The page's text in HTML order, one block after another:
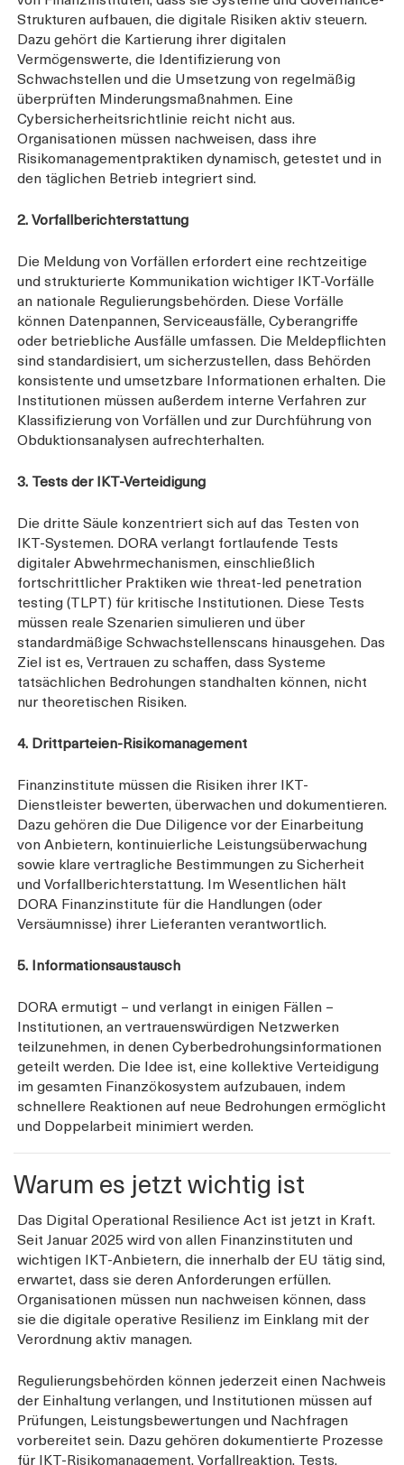
Strukturen aufbauen, die digitale Risiken aktiv steuern.
Dazu gehört die Kartierung ihrer digitalen
Vermögenswerte, die Identifizierung von
Schwachstellen und die Umsetzung von regelmäßig
überprüften Minderungsmaßnahmen. Eine
Cybersicherheitsrichtlinie reicht nicht aus.
Organisationen müssen nachweisen, dass ihre
Risikomanagementpraktiken dynamisch, getestet und in
den täglichen Betrieb integriert sind.
2. Vorfallberichterstattung
Die Meldung von Vorfällen erfordert eine rechtzeitige
und strukturierte Kommunikation wichtiger IKT-Vorfälle
an nationale Regulierungsbehörden. Diese Vorfälle
können Datenpannen, Serviceausfälle, Cyberangriffe
oder betriebliche Ausfälle umfassen. Die Meldepflichten
sind standardisiert, um sicherzustellen, dass Behörden
konsistente und umsetzbare Informationen erhalten. Die
Institutionen müssen außerdem interne Verfahren zur
Klassifizierung von Vorfällen und zur Durchführung von
Obduktionsanalysen aufrechterhalten.
3. Tests der IKT-Verteidigung
Die dritte Säule konzentriert sich auf das Testen von
IKT-Systemen. DORA verlangt fortlaufende Tests
digitaler Abwehrmechanismen, einschließlich
fortschrittlicher Praktiken wie threat-led penetration
testing (TLPT) für kritische Institutionen. Diese Tests
müssen reale Szenarien simulieren und über
standardmäßige Schwachstellenscans hinausgehen. Das
Ziel ist es, Vertrauen zu schaffen, dass Systeme
tatsächlichen Bedrohungen standhalten können, nicht
nur theoretischen Risiken.
4. Drittparteien-Risikomanagement
Finanzinstitute müssen die Risiken ihrer IKT-
Dienstleister bewerten, überwachen und dokumentieren.
Dazu gehören die Due Diligence vor der Einarbeitung
von Anbietern, kontinuierliche Leistungsüberwachung
sowie klare vertragliche Bestimmungen zu Sicherheit
und Vorfallberichterstattung. Im Wesentlichen hält
DORA Finanzinstitute für die Handlungen (oder
Versäumnisse) ihrer Lieferanten verantwortlich.
5. Informationsaustausch
DORA ermutigt – und verlangt in einigen Fällen –
Institutionen, an vertrauenswürdigen Netzwerken
teilzunehmen, in denen Cyberbedrohungsinformationen
geteilt werden. Die Idee ist, eine kollektive Verteidigung
im gesamten Finanzökosystem aufzubauen, indem
schnellere Reaktionen auf neue Bedrohungen ermöglicht
und Doppelarbeit minimiert werden.
Warum es jetzt wichtig ist
Das Digital Operational Resilience Act ist jetzt in Kraft.
Seit Januar 2025 wird von allen Finanzinstituten und
wichtigen IKT-Anbietern, die innerhalb der EU tätig sind,
erwartet, dass sie deren Anforderungen erfüllen.
Organisationen müssen nun nachweisen können, dass
sie die digitale operative Resilienz im Einklang mit der
Verordnung aktiv managen.
Regulierungsbehörden können jederzeit einen Nachweis
der Einhaltung verlangen, und Institutionen müssen auf
Prüfungen, Leistungsbewertungen und Nachfragen
vorbereitet sein. Dazu gehören dokumentierte Prozesse
für IKT-Risikomanagement, Vorfallreaktion, Tests,